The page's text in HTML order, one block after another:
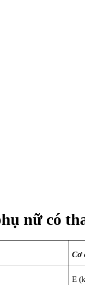
nữ có
Cơ
E